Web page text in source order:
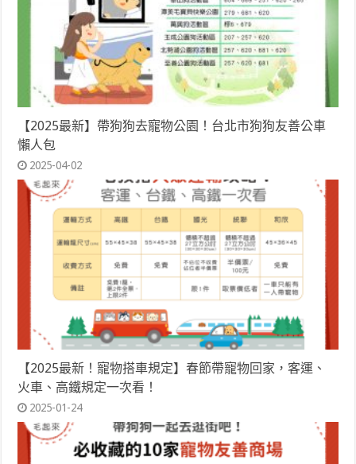
【2025最新】帶狗狗去寵物公園！台北市狗狗友善公車
懶人包
2025-04-02
【2025最新！寵物搭車規定】春節帶寵物回家，客運、
火車、高鐵規定一次看！
2025-01-24